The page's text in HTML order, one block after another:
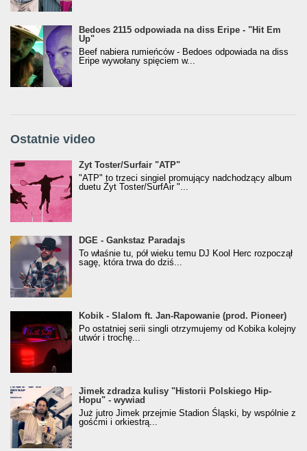
Bedoes 2115 odpowiada na diss Eripe - "Hit Em
Up"
Beef nabiera rumieńców - Bedoes odpowiada na diss
Eripe wywołany spięciem w...
Ostatnie video
Żyt Toster/SurfAir - ATP VIDEO
Żyt Toster/Surfair "ATP"
"ATP" to trzeci singiel promujący nadchodzący album
duetu Żyt Toster/SurfAir "...
donGURALesko z nagrodą za
Klasyczny/Trueschoolowy Album Roku
(Popkillery 2023)
DGE - Gankstaz Paradajs
To właśnie tu, pół wieku temu DJ Kool Herc rozpoczął
sagę, która trwa do dziś...
Kobik - Slalom ft. Jan-Rapowanie (prod. Pioneer)
[Official Music Visualiser]
Kobik - Slalom ft. Jan-Rapowanie (prod. Pioneer)
Po ostatniej serii singli otrzymujemy od Kobika kolejny
utwór i trochę...
Jimek zdradza kulisy "Historii Polskiego Hip-
Hopu" - wywiad
Jimek zdradza kulisy "Historii Polskiego Hip-
Hopu" - wywiad
Już jutro Jimek przejmie Stadion Śląski, by wspólnie z
gośćmi i orkiestrą...